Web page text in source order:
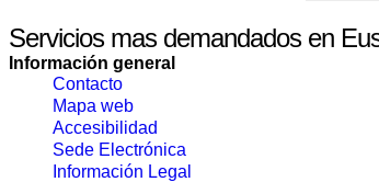
Servicios mas demandados en
Información general
Contacto
Mapa web
Accesibilidad
Sede Electrónica
Información Legal